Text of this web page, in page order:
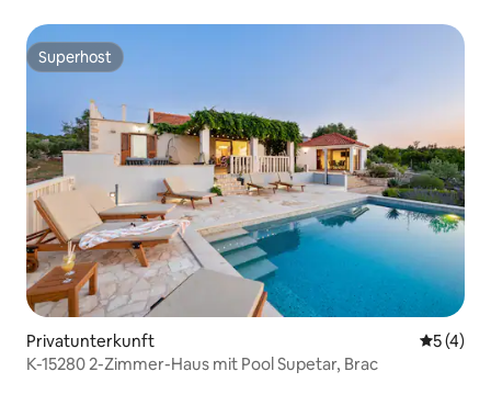
Superhost
Superhost
Privatunterkunft
5 (4)
K-15280 2-Zimmer-Haus mit Pool Supetar, Brac